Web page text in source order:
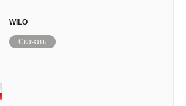
WILO
Скачать